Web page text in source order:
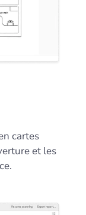
cartes
et les